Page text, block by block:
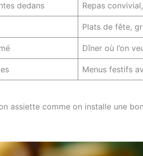
dedans Repas
Plats de fête,
Dîner où l’on
Menus festifs
assiette comme on installe une